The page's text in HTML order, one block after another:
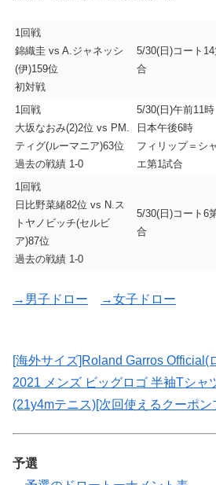
1回戦
錦織圭 vs A.ジャネッシ
(伊)159位
初対戦
5/30(日)コート
合
1回戦
大坂なおみ(2)2位 vs PM.
ティグ(ルーマニア)63位
過去の戦績 1-0
5/30(日)午前11時
日本午後6時
フィリップ＝シ
エ第1試合
1回戦
日比野菜緒82位 vs N.ス
トヤノビッチ(セルビ
ア)87位
過去の戦績 1-0
5/30(日)コート6
合
→男子ドロー →女子ドロー
[海外サイズ]Roland Garros Official(
2021 メンズ ビッグロゴ 半袖Tシャ
(21y4mテニス)[次回使えるクーポン
予選